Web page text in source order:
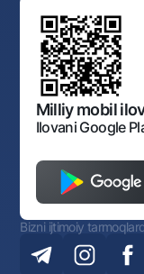
Korporativ uslub
Sayt haritasi
Shaxsiy
O‘zbekiston
Normativ-huquqiy
Normativ huquqiy
O'zbekiston
Bankining ish tartibi
Ochiq ma'lumotlar
Monopoliyaga
Milliy mobil
Ilovani Google
Bizni ijtimoiy